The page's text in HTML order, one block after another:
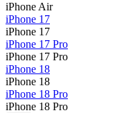
iPhone Air
iPhone 17
iPhone 17
iPhone 17 Pro
iPhone 17 Pro
iPhone 18
iPhone 18
iPhone 18 Pro
iPhone 18 Pro